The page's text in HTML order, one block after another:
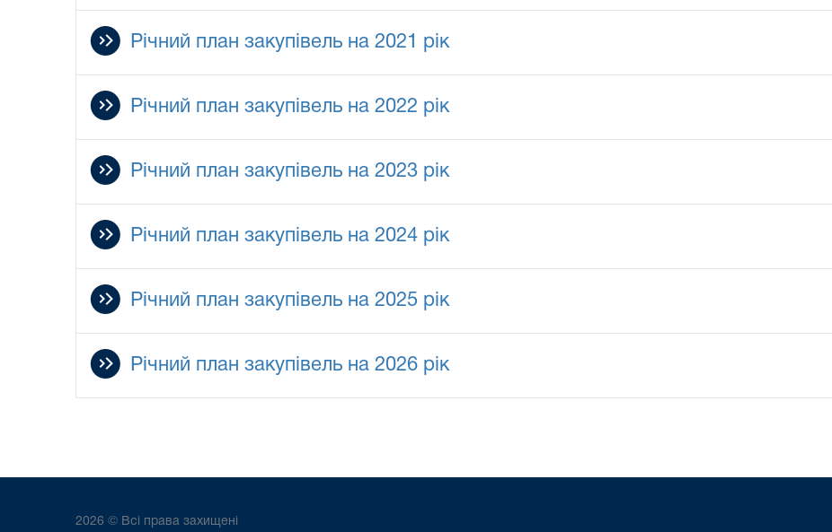
Річний план закупівель на 2021 рік
Річний план закупівель на 2022 рік
Річний план закупівель на 2023 рік
Річний план закупівель на 2024 рік
Річний план закупівель на 2025 рік
Річний план закупівель на 2026 рік
2026 © Всі права захищені